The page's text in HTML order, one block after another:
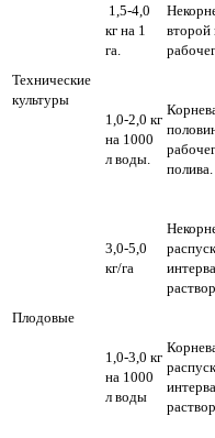
Технические
культуры
1,5-4,0
кг на 1
га.
второй
1,0-2,0 кг
на 1000
л воды.
полива.
Плодовые
3,0-5,0
кг/га
1,0-3,0 кг
на 1000
л воды